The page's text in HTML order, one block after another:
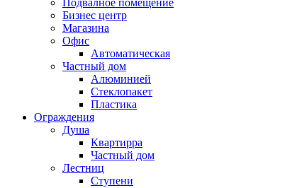
Подвалное помещение
Бизнес центр
Магазина
Офис
Автоматическая
Частный дом
Алюминией
Стеклопакет
Пластика
Ограждения
Душа
Квартирра
Частный дом
Лестниц
Ступени